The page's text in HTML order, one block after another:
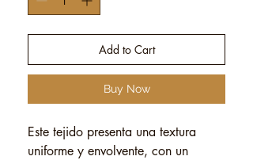
Add to Cart
Buy Now
Este tejido presenta una textura
uniforme y envolvente, con un